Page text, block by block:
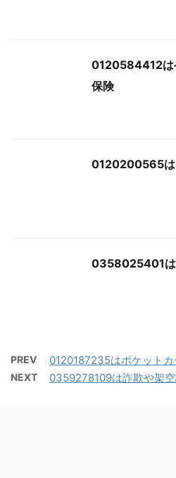
0120584412は
保険
0120200565
0358025401は
PREV 0120187235はポケットカ
NEXT 0359278109は詐欺や架